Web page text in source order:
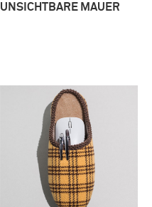
UNSICHTBARE MAUER